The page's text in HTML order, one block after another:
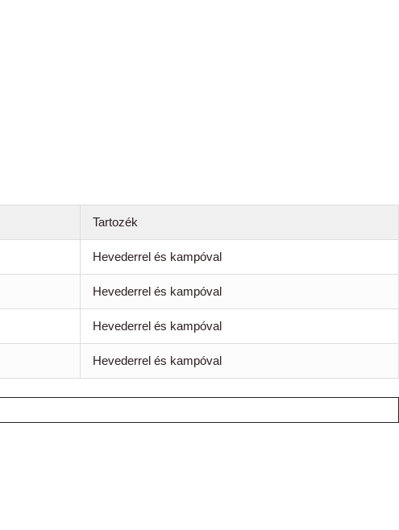
Tartozék
Hevederrel és kampóval
Hevederrel és kampóval
Hevederrel és kampóval
Hevederrel és kampóval